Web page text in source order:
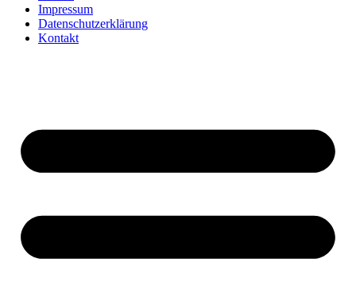
Impressum
Datenschutzerklärung
Kontakt